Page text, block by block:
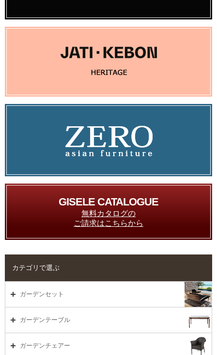
GISELE CATALOGUE
無料カタログの
ご請求はこちらから
カテゴリで選ぶ
ガーデンセット
ガーデンセット（海外在庫）
ガーデンテーブル
ガーデンテーブルTOP
ガーデンチェアー